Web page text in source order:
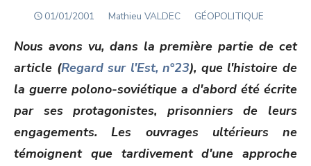
POSTED
01/01/2001 Author
Mathieu VALDEC GÉOPOLITIQUE
Nous avons vu, dans la première partie de cet
article (Regard sur l'Est, n°23), que l'histoire de
la guerre polono-soviétique a d'abord été écrite
par ses protagonistes, prisonniers de leurs
engagements. Les ouvrages ultérieurs ne
témoignent que tardivement d'une approche